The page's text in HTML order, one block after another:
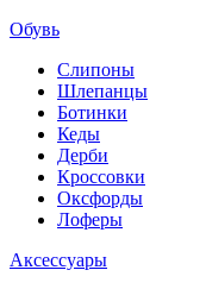
Обувь
Слипоны
Шлепанцы
Ботинки
Кеды
Дерби
Кроссовки
Оксфорды
Лоферы
Аксессуары